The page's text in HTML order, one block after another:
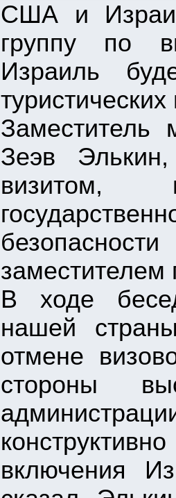
США и
группу по
Израиль
Заместитель
Зеэв
визитом,
заместителем
В ходе
нашей
отмене
стороны
включения